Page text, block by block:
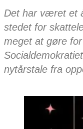
Det har været et
stedet for
meget at gøre
nytårstale fra